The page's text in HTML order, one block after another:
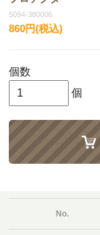
5094-380006
860円(税込)
個数
個
No.